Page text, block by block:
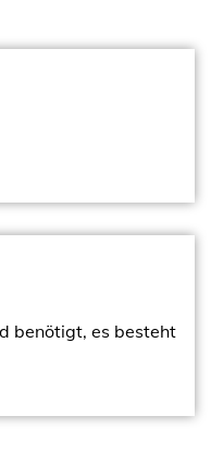
benötigt, es besteht